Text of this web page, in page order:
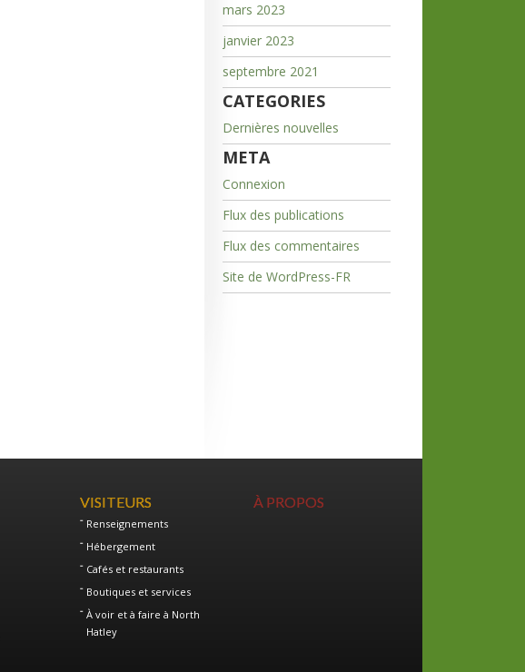
mars 2023
janvier 2023
septembre 2021
CATEGORIES
Dernières nouvelles
META
Connexion
Flux des publications
Flux des commentaires
Site de WordPress-FR
VISITEURS
Renseignements
Hébergement
Cafés et restaurants
Boutiques et services
À voir et à faire à North
Hatley
À PROPOS